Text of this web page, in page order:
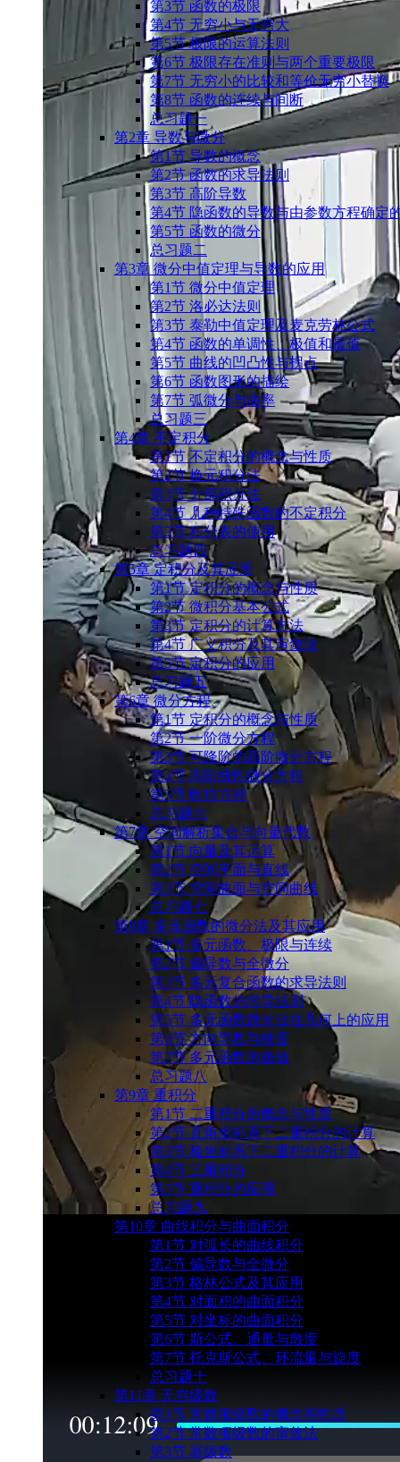
第3节 函数的极限
第4节 无穷小与无穷大
第5节 极限的运算法则
第6节 极限存在准则与两个重要极限
第7节 无穷小的比较和等价无穷小替换
第8节 函数的连续与间断
总习题一
第2章 导数与微分
第1节 导数的概念
第2节 函数的求导法则
第3节 高阶导数
第4节 隐函数的导数与由参数方程确定
第5节 函数的微分
总习题二
第3章 微分中值定理与导数的应用
第1节 微分中值定理
第2节 洛必达法则
第3节 泰勒中值定理及麦克劳林公式
第4节 函数的单调性、极值和最值
第5节 曲线的凹凸性与拐点
第6节 函数图形的描绘
第7节 弧微分与曲率
总习题三
第4章 不定积分
第1节 不定积分的概念与性质
第2节 换元积分法
第3节 分部积分法
第4节 几种特殊函数的不定积分
第5节 积分表的使用
总习题四
第5章 定积分及其应用
第1节 定积分的概念与性质
第2节 微积分基本公式
第3节 定积分的计算方法
第4节 广义积分及其审敛法
第5节 定积分的应用
总习题五
第6章 微分方程
第1节 定积分的概念与性质
第2节 一阶微分方程
第3节 可降阶的高阶微分方程
第4节 高阶线性微分方程
第5节 欧拉方程
总习题六
第7章 空间解析集合与向量代数
第1节 向量及其运算
第2节 空间平面与直线
第3节 空间曲面与空间曲线
总习题七
第8章 多元函数的微分法及其应用
第1节 多元函数、极限与连续
第2节 偏导数与全微分
第3节 多元复合函数的求导法则
第4节 隐函数的求导法则
第5节 多元函数微分法在几何上的应用
第6节 方向导数与梯度
第7节 多元函数的极值
总习题八
第9章 重积分
第1节 ⼆重积分的概念与性质
第2节 直⾓坐标系下⼆重积分的计算
第3节 极坐标系下⼆重积分的计算
第4节 三重积分
第5节 重积分的应用
总习题九
第10章 曲线积分与曲面积分
第1节 对弧长的曲线积分
第2节 偏导数与全微分
第3节 格林公式及其应⽤
第4节 对⾯积的曲⾯积分
第5节 对坐标的曲⾯积分
第6节 斯公式、通量与散度
第7节 托克斯公式、环流量与旋度
总习题十
第11章 无穷级数
第1节 常数项级数的概念和性质
第2节 常数项级数的审敛法
第3节 幂级数